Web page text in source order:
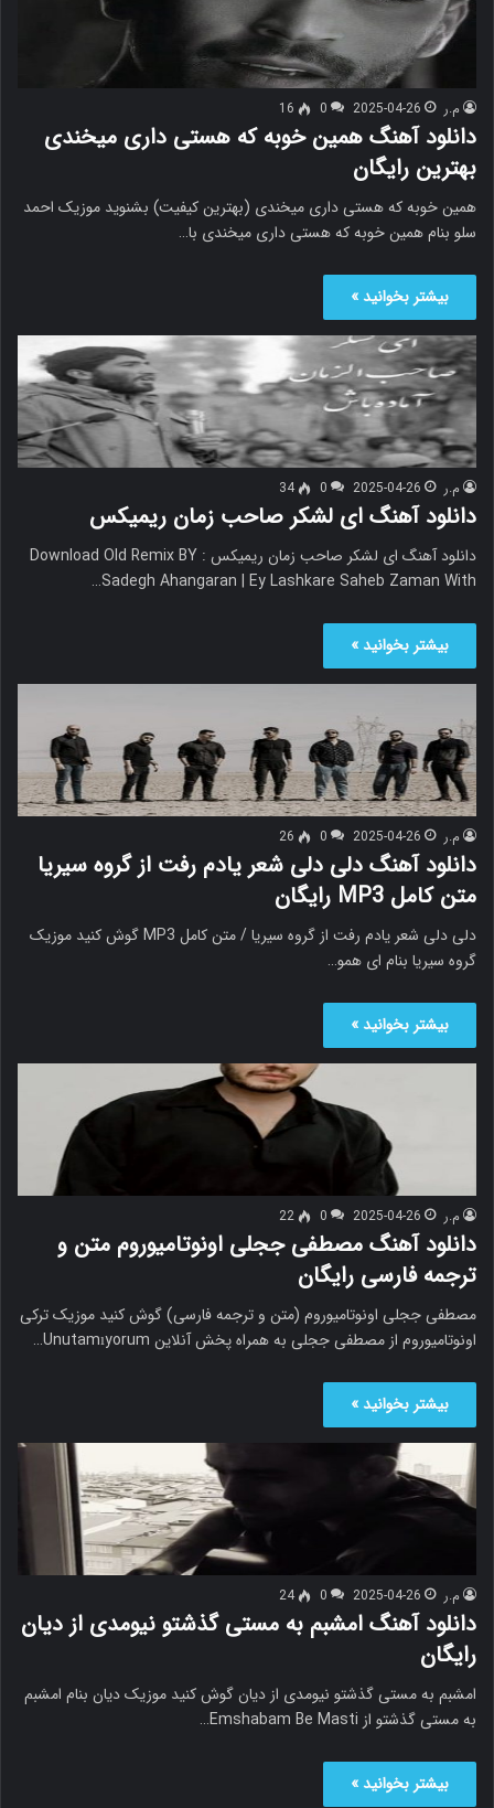
م.ر 2025-04-26
0
16
دانلود آهنگ همین خوبه که هستی داری میخندی
بهترین رایگان
همین خوبه که هستی داری میخندی (بهترین کیفیت) بشنوید موزیک احمد
سلو بنام همین خوبه که هستی داری میخندی با…
بیشتر بخوانید »
م.ر 2025-04-26
0
34
دانلود آهنگ ای لشکر صاحب زمان ریمیکس
دانلود آهنگ ای لشکر صاحب زمان ریمیکس Download Old Remix BY :
Sadegh Ahangaran | Ey Lashkare Saheb Zaman With…
بیشتر بخوانید »
م.ر 2025-04-26
0
26
دانلود آهنگ دلی دلی شعر یادم رفت از گروه سیریا
متن کامل MP3 رایگان
دلی دلی شعر یادم رفت از گروه سیریا / متن کامل MP3 گوش کنید موزیک
گروه سیریا بنام ای همو…
بیشتر بخوانید »
م.ر 2025-04-26
0
22
دانلود آهنگ مصطفی ججلی اونوتامیوروم متن و
ترجمه فارسی رایگان
مصطفی ججلی اونوتامیوروم (متن و ترجمه فارسی) گوش کنید موزیک ترکی
اونوتامیوروم از مصطفی ججلی به همراه پخش آنلاین Unutamıyorum…
بیشتر بخوانید »
م.ر 2025-04-26
0
24
دانلود آهنگ امشبم به مستی گذشتو نیومدی از دیان
رایگان
امشبم به مستی گذشتو نیومدی از دیان گوش کنید موزیک دیان بنام امشبم
به مستی گذشتو از Emshabam Be Masti…
بیشتر بخوانید »